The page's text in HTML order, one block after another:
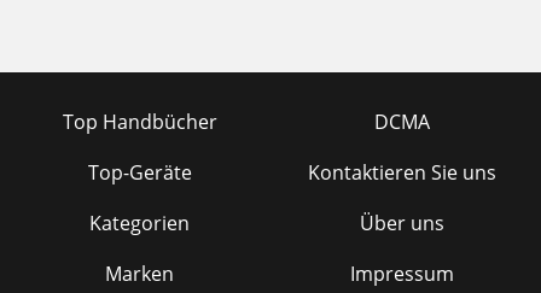
Top Handbücher
Top-Geräte
Kategorien
Marken
DCMA
Kontaktieren Sie uns
Über uns
Impressum